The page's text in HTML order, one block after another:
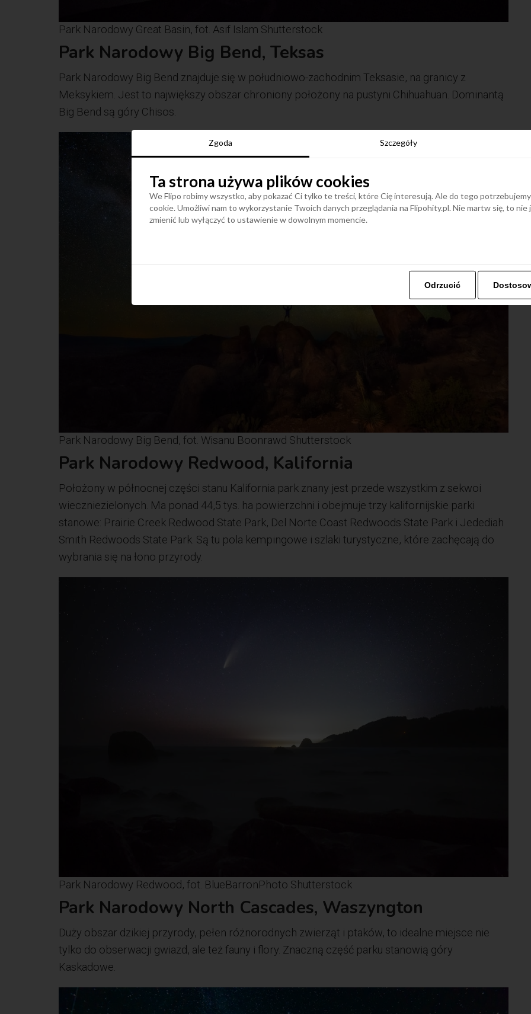
Park Narodowy Great Basin, fot. Asif Islam Shutterstock
Park Narodowy Big Bend, Teksas
Park Narodowy Big Bend znajduje się w południowo-zachodnim Teksasie, na granicy z
Meksykiem. Jest to największy obszar chroniony położony na pustyni Chihuahuan. Dominantą
Big Bend są góry Chisos.
Park Narodowy Big Bend, fot. Wisanu Boonrawd Shutterstock
Park Narodowy Redwood, Kalifornia
Położony w północnej części stanu Kalifornia park znany jest przede wszystkim z sekwoi
wieczniezielonych. Ma ponad 44,5 tys. ha powierzchni i obejmuje trzy kalifornijskie parki
stanowe: Prairie Creek Redwood State Park, Del Norte Coast Redwoods State Park i Jedediah
Smith Redwoods State Park. Są tu pola kempingowe i szlaki turystyczne, które zachęcają do
wybrania się na łono przyrody.
Park Narodowy Redwood, fot. BlueBarronPhoto Shutterstock
Park Narodowy North Cascades, Waszyngton
Duży obszar dzikiej przyrody, pełen różnorodnych zwierząt i ptaków, to idealne miejsce nie
tylko do obserwacji gwiazd, ale też fauny i flory. Znaczną część parku stanowią góry
Kaskadowe.
Zgoda Szczegóły
Ta strona używa plików cookies
We Flipo robimy wszystko, aby pokazać Ci tylko te treści, które Cię interesują. Ale do tego
cookie. Umożliwi nam to wykorzystanie Twoich danych przeglądania na Flipohity.pl. Nie martw się, to nie
zmienić lub wyłączyć to ustawienie w dowolnym momencie.
Odrzucić